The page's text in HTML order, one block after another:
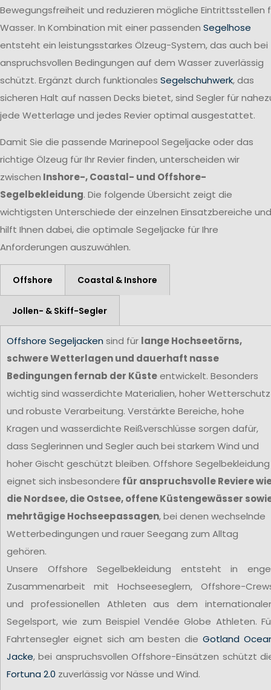
Bewegungsfreiheit und reduzieren mögliche Eintrittsstellen
Wasser. In Kombination mit einer passenden Segelhose
entsteht ein leistungsstarkes Ölzeug-System, das auch bei
anspruchsvollen Bedingungen auf dem Wasser zuverlässig
schützt. Ergänzt durch funktionales Segelschuhwerk, das
sicheren Halt auf nassen Decks bietet, sind Segler für
jede Wetterlage und jedes Revier optimal ausgestattet.
Damit Sie die passende Marinepool Segeljacke oder das
richtige Ölzeug für Ihr Revier finden, unterscheiden wir
zwischen Inshore-, Coastal- und Offshore-
Segelbekleidung. Die folgende Übersicht zeigt die
wichtigsten Unterschiede der einzelnen Einsatzbereiche und
hilft Ihnen dabei, die optimale Segeljacke für Ihre
Anforderungen auszuwählen.
Offshore Coastal & Inshore
Jollen- & Skiff-Segler
Offshore Segeljacken sind für lange Hochseetörns,
schwere Wetterlagen und dauerhaft nasse
Bedingungen fernab der Küsteentwickelt. Besonders
wichtig sind wasserdichte Materialien, hoher Wetterschutz
und robuste Verarbeitung. Verstärkte Bereiche, hohe
Kragen und wasserdichte Reißverschlüsse sorgen dafür,
dass Seglerinnen und Segler auch bei starkem Wind und
hoher Gischt geschützt bleiben. Offshore Segelbekleidung
eignet sich insbesondere für anspruchsvolle Reviere
die Nordsee, die Ostsee, offene Küstengewässer
mehrtägige Hochseepassagen, bei denen wechselnde
Wetterbedingungen und rauer Seegang zum Alltag
gehören.
Unsere Offshore Segelbekleidung entsteht in
Zusammenarbeit mit Hochseeseglern, Offshore-
und professionellen Athleten aus dem
Segelsport, wie zum Beispiel Vendée Globe Athleten.
Fahrtensegler eignet sich am besten dieGotland
Jacke, bei anspruchsvollen Offshore-Einsätzen schützt
Fortuna 2.0 zuverlässig vor Nässe und Wind.